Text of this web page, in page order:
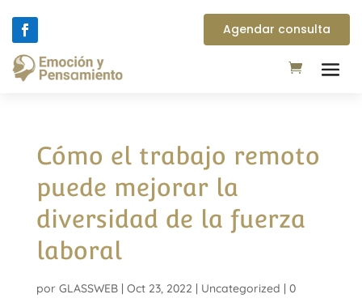
Agendar consulta
Cómo el trabajo remoto
puede mejorar la
diversidad de la fuerza
laboral
por GLASSWEB| Oct 23, 2022 | Uncategorized | 0